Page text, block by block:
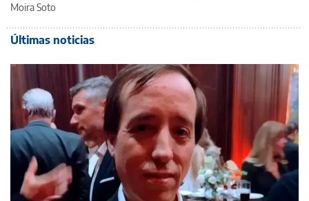
Moira Soto
Últimas noticias